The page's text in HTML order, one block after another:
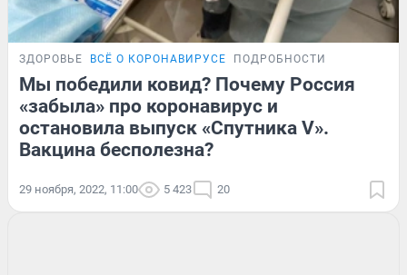
ЗДОРОВЬЕ ВСЁ О КОРОНАВИРУСЕ ПОДРОБНОСТИ
Мы победили ковид? Почему Россия
«забыла» про коронавирус и
остановила выпуск «Спутника V».
Вакцина бесполезна?
29 ноября, 2022, 11:00 5 423 20